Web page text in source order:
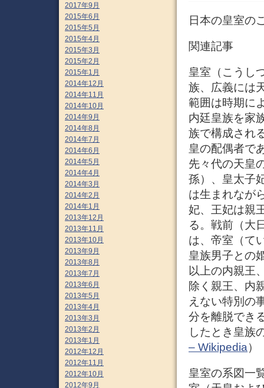
日本の皇室の
関連記事
皇室（こうし
族、広義には
範囲は時期に
内廷皇族を家
族で構成され
皇の配偶者で
先々代の天皇
孫）、皇太子
は生まれなが
妃、王妃は親
る。戦前（大
は、帝室（て
皇族男子との
以上の内親王
除く親王、内
えない特別の
分を離脱でき
したとき皇族
– Wikipedia）
皇室の系図一
2017年9月
2015年6月
2015年5月
2015年4月
2015年3月
2015年2月
2015年1月
2014年12月
2014年11月
2014年10月
2014年9月
2014年8月
2014年7月
2014年6月
2014年5月
2014年4月
2014年3月
2014年2月
2014年1月
2013年12月
2013年11月
2013年10月
2013年9月
2013年8月
2013年7月
2013年6月
2013年5月
2013年4月
2013年3月
2013年2月
2013年1月
2012年12月
2012年11月
2012年10月
2012年9月